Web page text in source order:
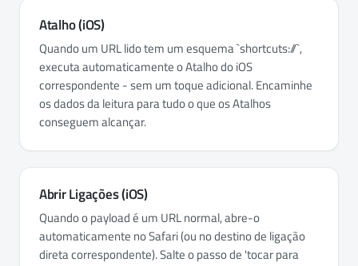
Atalho (iOS)
Quando um URL lido tem um esquema `shortcuts://`,
executa automaticamente o Atalho do iOS
correspondente - sem um toque adicional. Encaminhe
os dados da leitura para tudo o que os Atalhos
conseguem alcançar.
Abrir Ligações (iOS)
Quando o payload é um URL normal, abre-o
automaticamente no Safari (ou no destino de ligação
direta correspondente). Salte o passo de 'tocar para